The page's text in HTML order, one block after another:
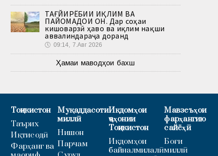
ТАҒЙИРЁБИИ ИҚЛИМ ВА
ПАЙОМАДҲОИ ОН. Дар соҳаи
кишоварзӣ ҳаво ва иқлим нақши
аввалиндараҷа доранд
🕔 09:14, 7.Авг 2026
Ҳамаи маводҳои бахш
Тоҷикистон
Таърих
Иқтисодӣ
Фарҳанг ва
Муқаддасоти
миллӣ
Нишон
Парчам
Иқдомҳои
ҷаҳонии
Тоҷикистон
Иқдомҳои
байналмилалӣ
Мавзеъҳои
фарҳангию
сайёҳӣ
Боғи
миллӣ